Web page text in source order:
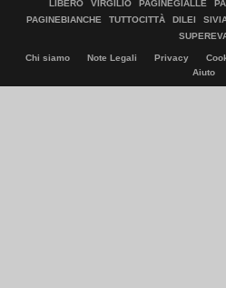
LIBERO VIRGILIO PAGINEGIALLE
PAGINEBIANCHE
TUTTOCITTÀ DILEI
Chi siamo Note Legali Privacy
Aiuto